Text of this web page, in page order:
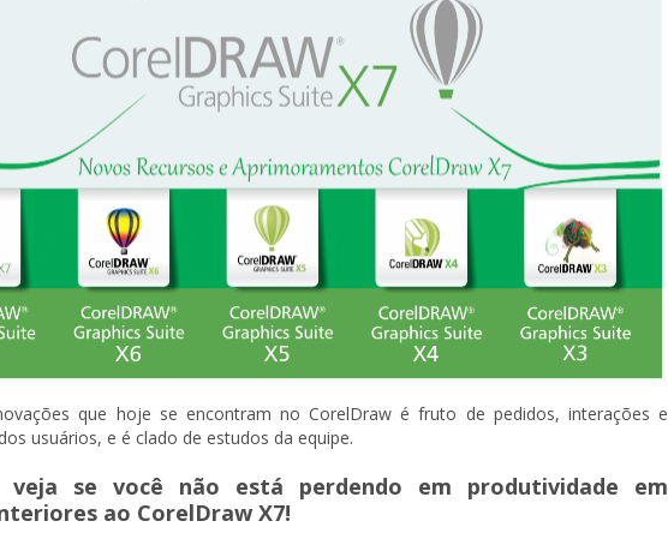
que hoje se encontram no CorelDraw é fruto de pedidos, interações e
usuários, e é clado de estudos da equipe.
veja se você não está perdendo em produtividade em
ao CorelDraw X7!